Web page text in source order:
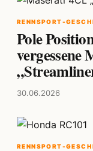
RENNSPORT-
Pole
vergessene
30.06.2026
RENNSPORT-